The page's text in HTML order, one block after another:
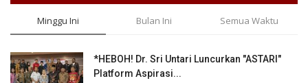
Minggu Ini Bulan Ini Semua Waktu
*HEBOH! Dr. Sri Untari Luncurkan "ASTARI"
Platform Aspirasi...